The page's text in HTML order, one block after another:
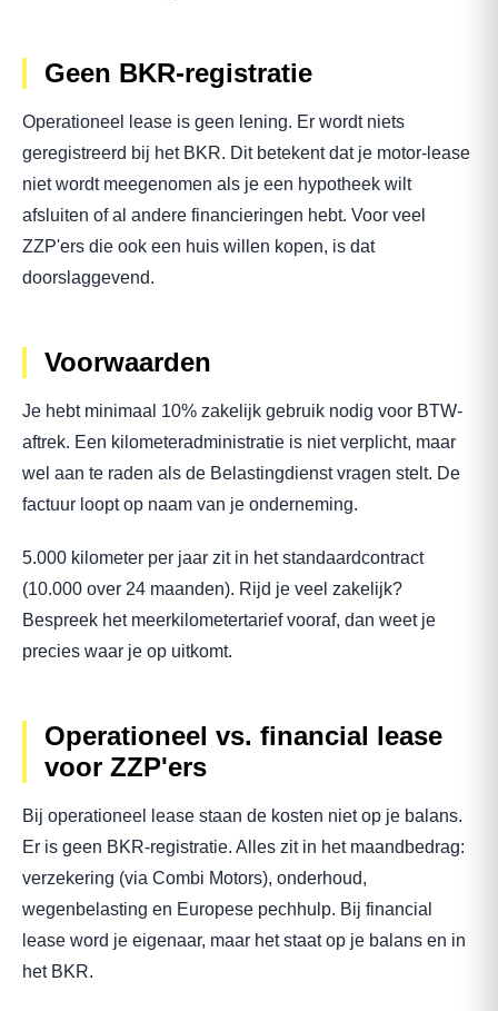
Geen BKR-registratie
Operationeel lease is geen lening. Er wordt niets
geregistreerd bij het BKR. Dit betekent dat je motor-lease
niet wordt meegenomen als je een hypotheek wilt
afsluiten of al andere financieringen hebt. Voor veel
ZZP'ers die ook een huis willen kopen, is dat
doorslaggevend.
Voorwaarden
Je hebt minimaal 10% zakelijk gebruik nodig voor BTW-
aftrek. Een kilometeradministratie is niet verplicht, maar
wel aan te raden als de Belastingdienst vragen stelt. De
factuur loopt op naam van je onderneming.
5.000 kilometer per jaar zit in het standaardcontract
(10.000 over 24 maanden). Rijd je veel zakelijk?
Bespreek het meerkilometertarief vooraf, dan weet je
precies waar je op uitkomt.
Operationeel vs. financial lease
voor ZZP'ers
Bij operationeel lease staan de kosten niet op je balans.
Er is geen BKR-registratie. Alles zit in het maandbedrag:
verzekering (via Combi Motors), onderhoud,
wegenbelasting en Europese pechhulp. Bij financial
lease word je eigenaar, maar het staat op je balans en in
het BKR.